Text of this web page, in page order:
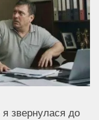
я звернулася до